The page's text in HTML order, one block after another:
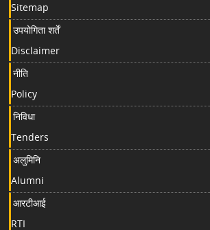
Sitemap
उपयोगिता शर्तें
Disclaimer
नीति
Policy
निविधा
Tenders
अलुमिनि
Alumni
आरटीआई
RTI